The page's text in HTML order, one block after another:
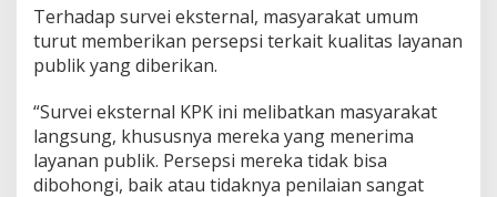
r
i
t
A
S
N
Terhadap survei eksternal, masyarakat umum
turut memberikan persepsi terkait kualitas layanan
publik yang diberikan.
“Survei eksternal KPK ini melibatkan masyarakat
langsung, khususnya mereka yang menerima
layanan publik. Persepsi mereka tidak bisa
dibohongi, baik atau tidaknya penilaian sangat